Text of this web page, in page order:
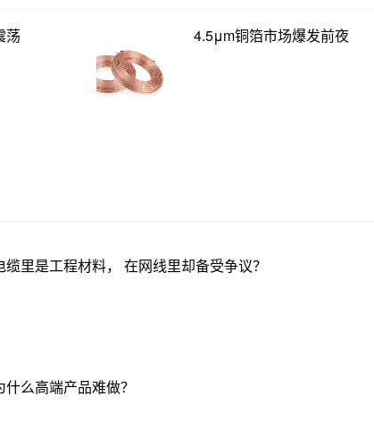
荡 4.5μm铜箔市场爆发前夜
里是工程材料， 在网线里却备受争议？
么高端产品难做？